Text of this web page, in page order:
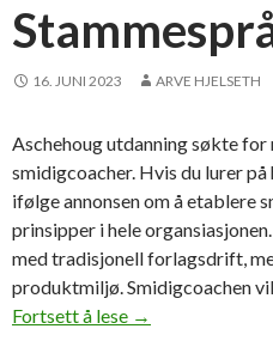
16. JUNI 2023 ARVE HJELSETH
Aschehoug utdanning søkte for
smidigcoacher. Hvis du lurer
ifølge annonsen om å etablere
prinsipper i hele
med tradisjonell forlagsdrift,
produktmiljø. Smidigcoachen
Fortsett å lese S
→